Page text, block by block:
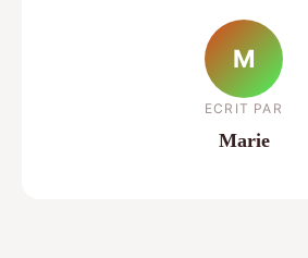
M
ECRIT PAR
Marie